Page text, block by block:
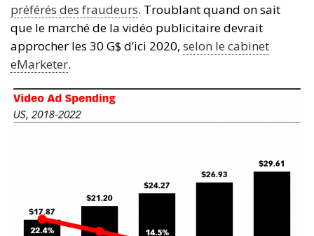
préférés des fraudeurs. Troublant quand on sait
que le marché de la vidéo publicitaire devrait
approcher les 30 G$ d’ici 2020, selon le cabinet
eMarketer.